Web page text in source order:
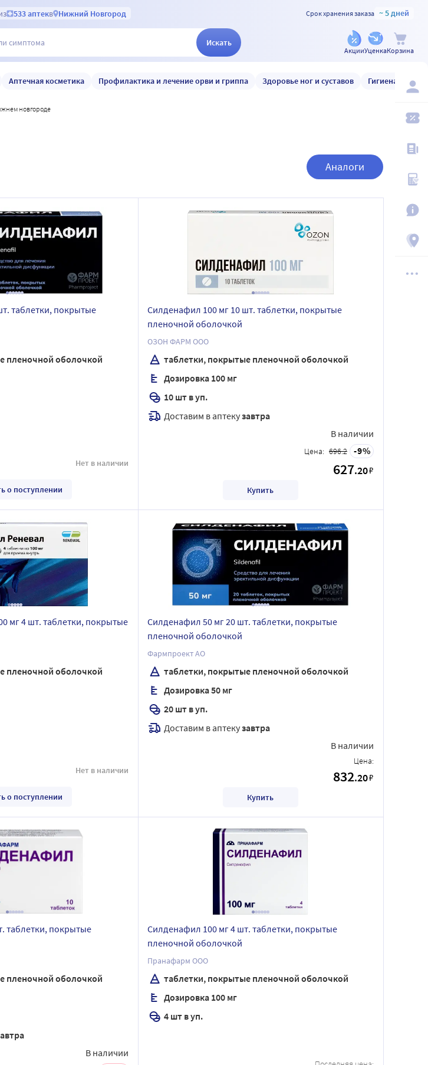
533 аптекв Нижний Новгород Срок хранения заказа ~ 5 дней
Искать
АкцииУценкаКорзина
Аптечная косметика Профилактика и лечение орви и гриппа Здоровье ног и суставов Гигиена и уход
новгороде
Аналоги
таблетки, покрытые
пленочной оболочкой
Нет в наличии
о поступлении
Силденафил 100 мг 10 шт. таблетки, покрытые
пленочной оболочкой
ОЗОН ФАРМ ООО
таблетки, покрытые пленочной оболочкой
Дозировка 100 мг
10 шт в уп.
Доставим в аптекузавтра
В наличии
Цена: 696.2 9
627.20₽
Купить
мг 4 шт. таблетки, покрытые
пленочной оболочкой
Нет в наличии
о поступлении
Силденафил 50 мг 20 шт. таблетки, покрытые
пленочной оболочкой
Фармпроект АО
таблетки, покрытые пленочной оболочкой
Дозировка 50 мг
20 шт в уп.
Доставим в аптекузавтра
В наличии
Цена:
832.20₽
Купить
таблетки, покрытые
пленочной оболочкой
В наличии
Силденафил 100 мг 4 шт. таблетки, покрытые
пленочной оболочкой
Пранафарм ООО
таблетки, покрытые пленочной оболочкой
Дозировка 100 мг
4 шт в уп.